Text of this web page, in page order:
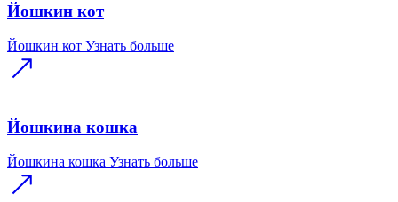
Йошкин кот
Йошкин кот Узнать больше
Йошкина кошка
Йошкина кошка Узнать больше